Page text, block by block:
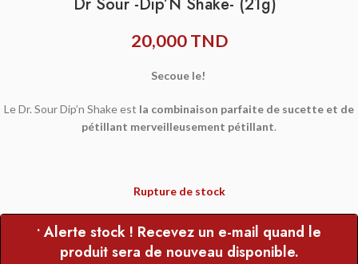
20,000TND
Secoue le!
Le Dr. Sour Dip’n Shake est la combinaison parfaite de sucette et de
pétillant merveilleusement pétillant.
Rupture de stock
• Alerte stock ! Recevez un e-mail quand le
produit sera de nouveau disponible.